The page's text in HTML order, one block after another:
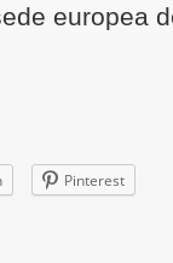
europea
Pinterest